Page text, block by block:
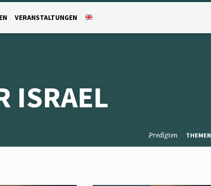
VERANSTALTUNGEN
ISRAEL
Predigten THEMEN